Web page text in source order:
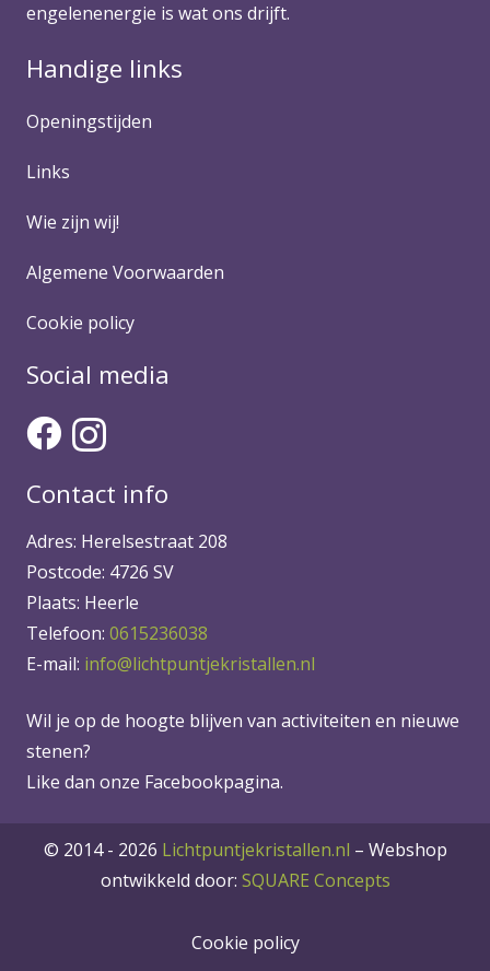
engelenenergie is wat ons drijft.
Handige links
Openingstijden
Links
Wie zijn wij!
Algemene Voorwaarden
Cookie policy
Social media
Contact info
Adres: Herelsestraat 208
Postcode: 4726 SV
Plaats: Heerle
Telefoon: 0615236038
E-mail: info@lichtpuntjekristallen.nl
Wil je op de hoogte blijven van activiteiten en nieuwe
stenen?
Like dan onze Facebookpagina.
© 2014 - 2026 Lichtpuntjekristallen.nl – Webshop
ontwikkeld door: SQUARE Concepts
Cookie policy